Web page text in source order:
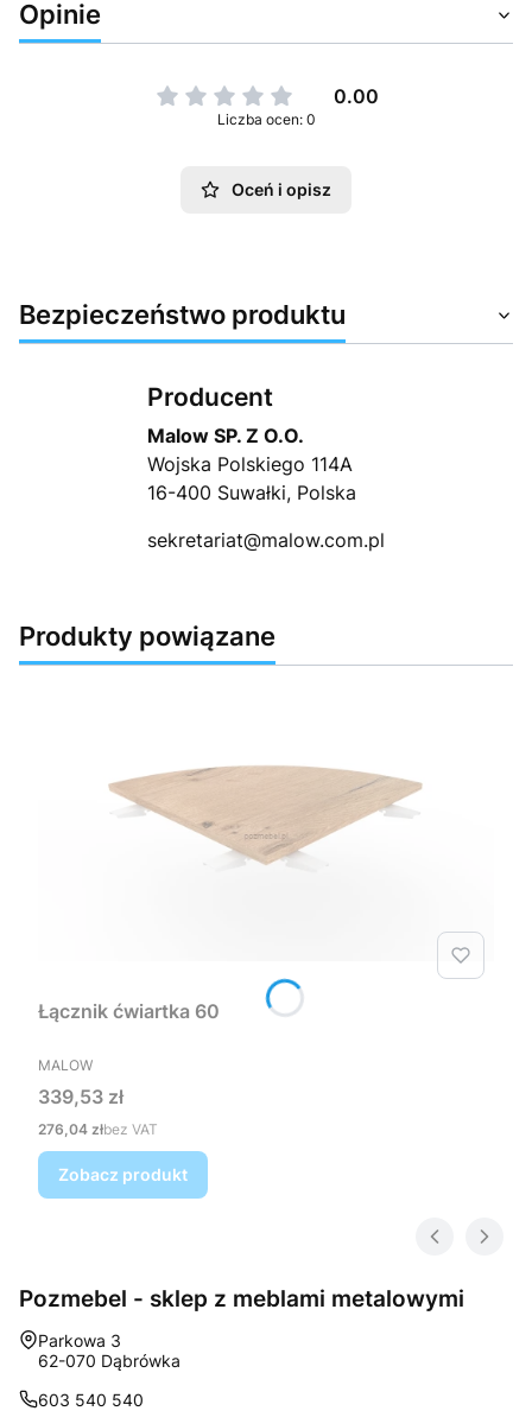
Opinie
0.00
Liczba ocen: 0
Oceń i opisz
Bezpieczeństwo produktu
Producent
Malow SP. Z O.O.
Wojska Polskiego 114A
16-400 Suwałki, Polska
sekretariat@malow.com.pl
Produkty powiązane
Łącznik ćwiartka 60
PRODUCENT
MALOW
Cena
339,53 zł
Cena
276,04 złbez VAT
Zobacz produkt
Pozmebel - sklep z meblami metalowymi
Adres:
Parkowa 3
62-070 Dąbrówka
603 540 540